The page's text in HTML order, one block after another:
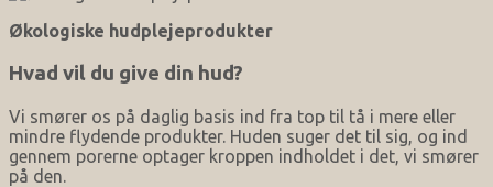
Økologiske hudplejeprodukter
Hvad vil du give din hud?
Vi smører os på daglig basis ind fra top til tå i mere eller
mindre flydende produkter. Huden suger det til sig, og ind
gennem porerne optager kroppen indholdet i det, vi smører
på den.